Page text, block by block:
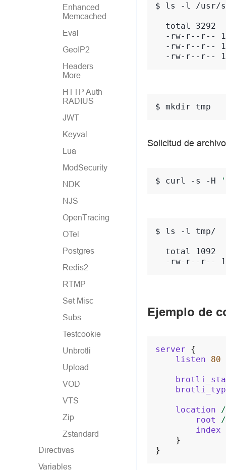
Enhanced
Memcached
Eval
GeoIP2
Headers
More
HTTP Auth
RADIUS
JWT
Keyval
Lua
ModSecurity
NDK
NJS
OpenTracing
OTel
Postgres
Redis2
RTMP
Set Misc
Subs
Testcookie
Unbrotli
Upload
VOD
VTS
Zip
Zstandard
Directivas
Variables
$ ls -l /usr/
  total 3292
-rw-r--r--
-rw-r--r--
-rw-r--r--
$ mkdir
Solicitud de
$ curl -s -H
$ ls -l tmp/
  total 1092
-rw-r--r--
Ejemplo de
server
{
listen
80
location
/
root
index
}
}